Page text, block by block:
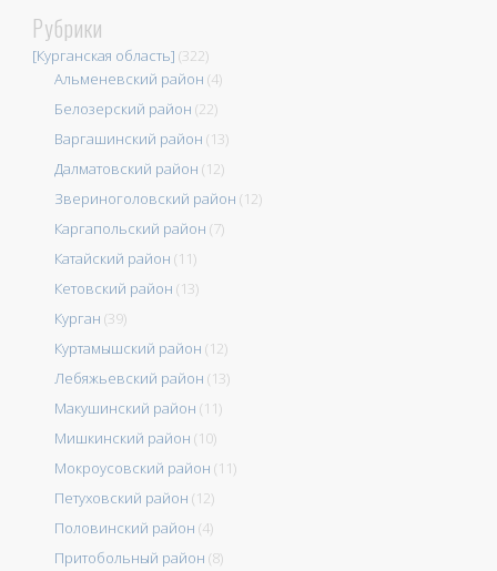
Рубрики
[Курганская область] (322)
Альменевский район (4)
Белозерский район (22)
Варгашинский район (13)
Далматовский район (12)
Звериноголовский район (12)
Каргапольский район (7)
Катайский район (11)
Кетовский район (13)
Курган (39)
Куртамышский район (12)
Лебяжьевский район (13)
Макушинский район (11)
Мишкинский район (10)
Мокроусовский район (11)
Петуховский район (12)
Половинский район (4)
Притобольный район (8)